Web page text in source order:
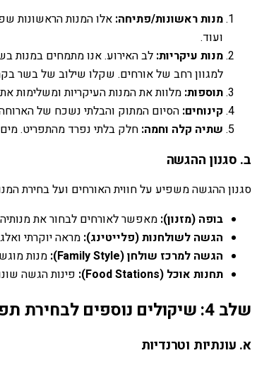
מנות ראשונות/פתיחה: אלו המנות הראשונות
ועוד.
מנות עיקריות: לב האירוע. אנו מתמחים במנות
למגוון רחב של אורחים. שקלו שילוב של בשר
תוספות: מלוות את המנות העיקריות ומשלימות
קינוחים: הסיום המתוק והבלתי נשכח של הארוחה.
שתיה קלה וחמה: חלק בלתי נפרד מהתפריט.
ב. סגנון ההגשה
סגנון ההגשה משפיע על חווית האורחים ועל בחירת
בופה (מזנון): מאפשר לאורחים לבחור את
הגשה לשולחנות (פלייטינג): מראה יוקרתי
הגשה למרכז שולחן (Family Style):
מנות
תחנות אוכל (Food Stations):
פינות הגשה
שלב 4: שיקולים נוספים לבחירת תפריט מנצח
א. עונתיות וטרנדיות